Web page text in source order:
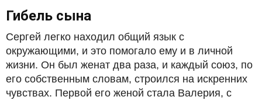
Гибель сына
Сергей легко находил общий язык с
окружающими, и это помогало ему и в личной
жизни. Он был женат два раза, и каждый союз, по
его собственным словам, строился на искренних
чувствах. Первой его женой стала Валерия, с